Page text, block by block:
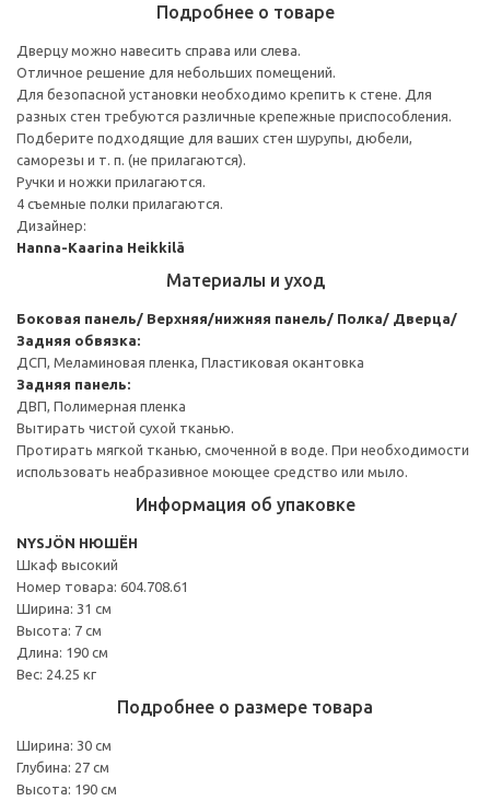
Подробнее о товаре
Дверцу можно навесить справа или слева.
Отличное решение для небольших помещений.
Для безопасной установки необходимо крепить к стене. Для
разных стен требуются различные крепежные приспособления.
Подберите подходящие для ваших стен шурупы, дюбели,
саморезы и т. п. (не прилагаются).
Ручки и ножки прилагаются.
4 съемные полки прилагаются.
Дизайнер:
Hanna-Kaarina Heikkilä
Материалы и уход
Боковая панель/ Верхняя/нижняя панель/ Полка/ Дверца/
Задняя обвязка:
ДСП, Меламиновая пленка, Пластиковая окантовка
Задняя панель:
ДВП, Полимерная пленка
Вытирать чистой сухой тканью.
Протирать мягкой тканью, смоченной в воде. При необходимости
использовать неабразивное моющее средство или мыло.
Информация об упаковке
NYSJÖN НЮШЁН
Шкаф высокий
Номер товара: 604.708.61
Ширина: 31 см
Высота: 7 см
Длина: 190 см
Вес: 24.25 кг
Подробнее о размере товара
Ширина: 30 см
Глубина: 27 см
Высота: 190 см